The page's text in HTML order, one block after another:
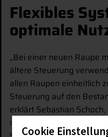
Flexibles
optimale
„Bei einer neuen Raupe
ältere Steuerung
allen Raupen einheitlich
Steuerung auf den
erklärt Sebastian
maschinentechnischen
Cookie